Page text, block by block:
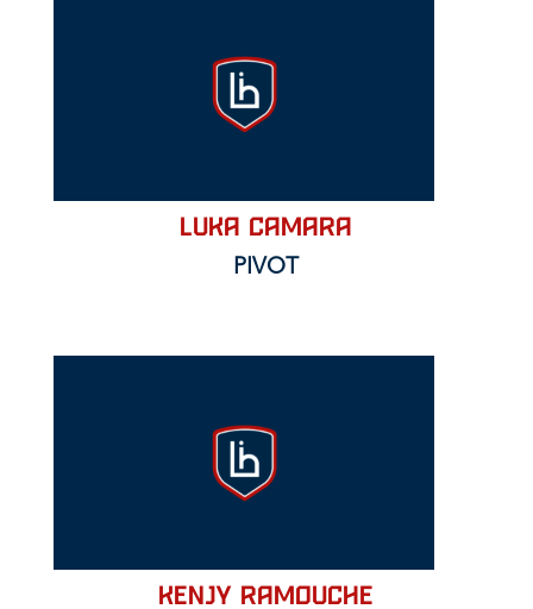
LUKA CAMARA
PIVOT
KENJY RAMOUCHE